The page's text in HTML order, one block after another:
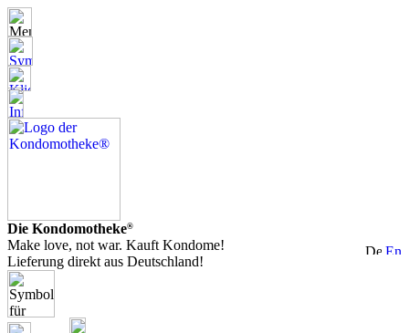
Die Kondomotheke®
Make love, not war. Kauft Kondome!
Lieferung direkt aus Deutschland!